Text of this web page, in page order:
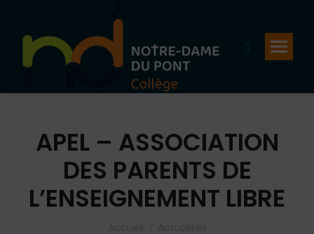
Recherche
APEL – ASSOCIATION
DES PARENTS DE
L’ENSEIGNEMENT LIBRE